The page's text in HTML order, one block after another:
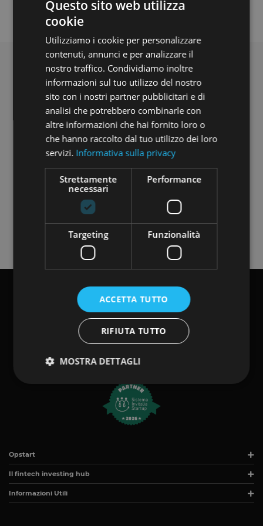
Avvertenza ai sensi dell’art. 19,
comma 2, del Regolamento (UE)
2020/1503
I servizi di crowdfunding prestati da
Opstart non rientrano nel sistema di
garanzia dei depositi istituito in
conformità della direttiva 2014/49/UE
e i valori mobiliari o gli strumenti
ammessi a fini di crowdfunding
acquisiti attraverso il Portale non
rientrano nel sistema di indennizzo
conformità della direttiva 97/9/CE.
Opstart
Il fintech investing hub
Informazioni Utili
Questo sito web utilizza
cookie
Utilizziamo i cookie per personalizzare
contenuti, annunci e per analizzare il
nostro traffico. Condividiamo inoltre
informazioni sul tuo utilizzo del nostro
sito con i nostri partner pubblicitari e di
analisi che potrebbero combinarle con
altre informazioni che hai fornito loro o
che hanno raccolto dal tuo utilizzo dei loro
servizi. Informativa sulla privacy
Strettamente
necessari
Performance
Targeting Funzionalità
ACCETTA TUTTO
RIFIUTA TUTTO
MOSTRA DETTAGLI
Strettamente necessari
Performance
Targeting
Funzionalità
dell'utente e la gestione dell'account. Il sito web non
può essere utilizzato correttamente senza i cookie
strettamente necessari.
Nome
Fornitore/
Scadenza Descrizione